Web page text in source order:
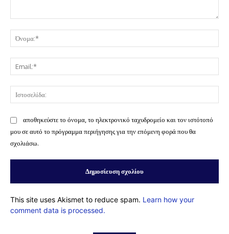
αποθηκεύστε το όνομα, το ηλεκτρονικό ταχυδρομείο και τον ιστότοπό
μου σε αυτό το πρόγραμμα περιήγησης για την επόμενη φορά που θα
σχολιάσω.
This site uses Akismet to reduce spam. Learn how your
comment data is processed.